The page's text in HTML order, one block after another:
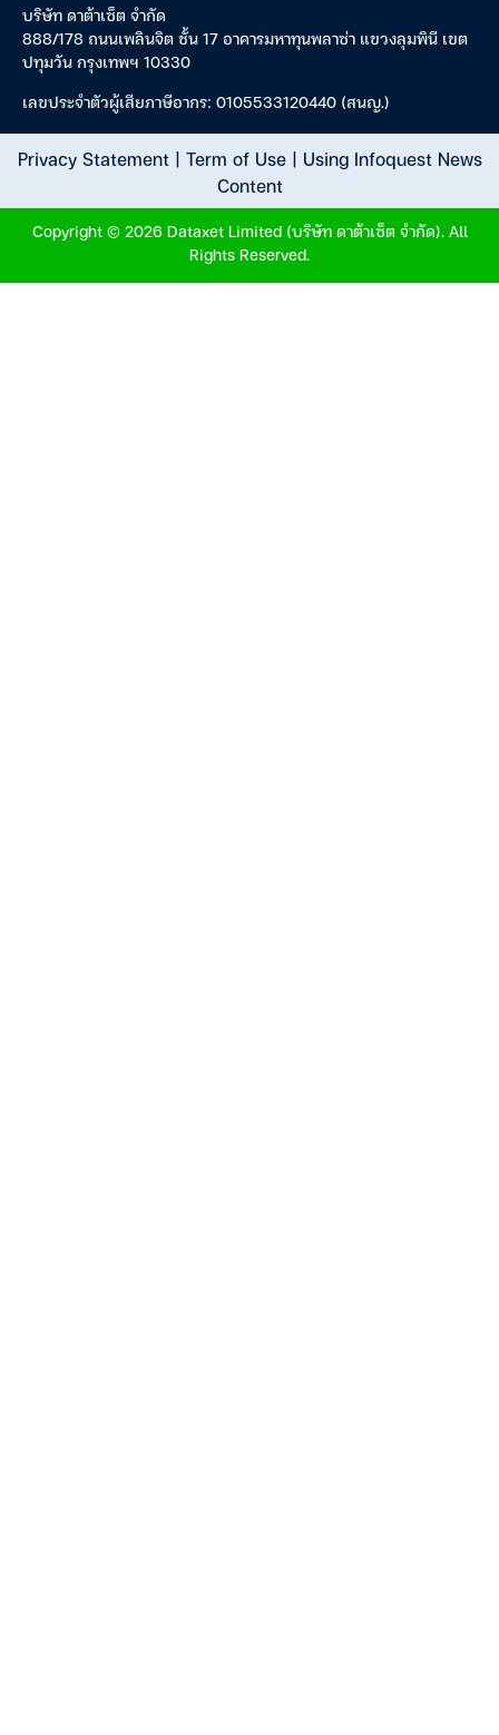
บริษัท ดาต้าเซ็ต จำกัด
888/178 ถนนเพลินจิต ชั้น 17 อาคารมหาทุนพลาซ่า แขวงลุมพินี เขต
ปทุมวัน กรุงเทพฯ 10330
เลขประจำตัวผู้เสียภาษีอากร: 0105533120440 (สนญ.)
Privacy Statement| Term of Use| Using Infoquest News
Content
Copyright © 2026 Dataxet Limited (บริษัท ดาต้าเซ็ต จำกัด). All
Rights Reserved.